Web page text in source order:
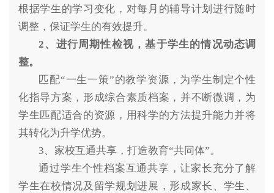
根据学生的学习变化，对每月的辅导计划进行随时
调整，保证学生的有效提升。
2、进行周期性检视，基于学生的情况动态调
整。
匹配“一生一策”的教学资源，为学生制定个性
化指导方案，形成综合素质档案，并不断微调，为
学生匹配适合的资源，用科学的方法提升能力并将
其转化为升学优势。
3、家校互通共享，打造教育“共同体”。
通过学生个性档案互通共享，让家长充分了解
学生在校情况及留学规划进展，形成家长、学生、